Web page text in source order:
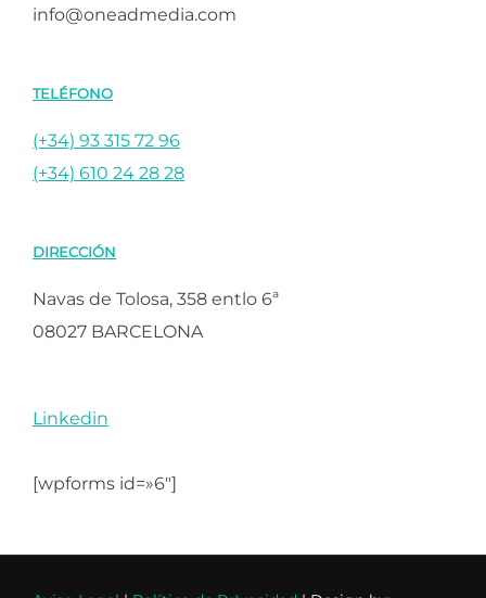
info@oneadmedia.com
TELÉFONO
(+34) 93 315 72 96
(+34) 610 24 28 28
DIRECCIÓN
Navas de Tolosa, 358 entlo 6ª
08027 BARCELONA
Linkedin
[wpforms id=»6″]